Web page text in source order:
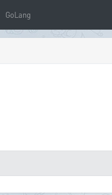
GoLang